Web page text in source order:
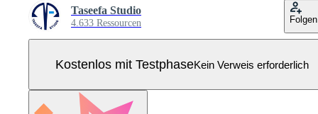
Taseefa Studio
4.633 Ressourcen Folgen
Kostenlos mit TestphaseKein Verweis erforderlich